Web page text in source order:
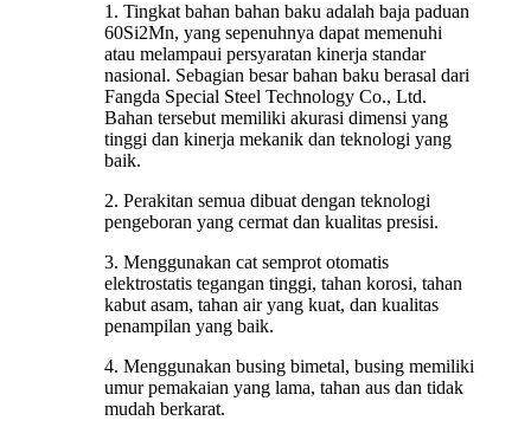
1. Tingkat bahan bahan baku adalah baja paduan
60Si2Mn, yang sepenuhnya dapat memenuhi
atau melampaui persyaratan kinerja standar
nasional. Sebagian besar bahan baku berasal dari
Fangda Special Steel Technology Co., Ltd.
Bahan tersebut memiliki akurasi dimensi yang
tinggi dan kinerja mekanik dan teknologi yang
baik.
2. Perakitan semua dibuat dengan teknologi
pengeboran yang cermat dan kualitas presisi.
3. Menggunakan cat semprot otomatis
elektrostatis tegangan tinggi, tahan korosi, tahan
kabut asam, tahan air yang kuat, dan kualitas
penampilan yang baik.
4. Menggunakan busing bimetal, busing memiliki
umur pemakaian yang lama, tahan aus dan tidak
mudah berkarat.